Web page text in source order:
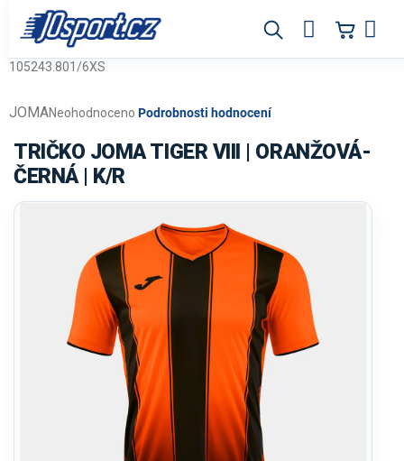
obsah
105243.801/6XS
Průměrné
produktu
je
0,0
Neohodnoceno Podrobnosti hodnocení
JOMA
TRIČKO JOMA TIGER VIII | ORANŽOVÁ-
ČERNÁ | K/R